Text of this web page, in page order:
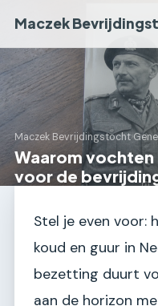
Maczek
Maczek Bevrijdingstocht›
Waarom
voor de
Stel je even voor:
koud en guur in
bezetting duurt
aan de horizon